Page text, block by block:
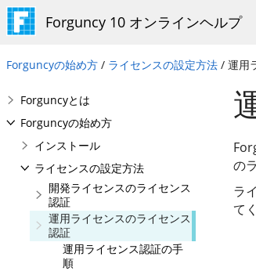
Forguncy 10 オンラインヘルプ
Forguncyの始め方 / ライセンスの設定方法 / 運用
Forguncyとは
Forguncyの始め方
インストール
ライセンスの設定方法
開発ライセンスのライセンス
認証
運用ライセンスのライセンス
認証
運用ライセンス認証の手
順
の
ラ
て